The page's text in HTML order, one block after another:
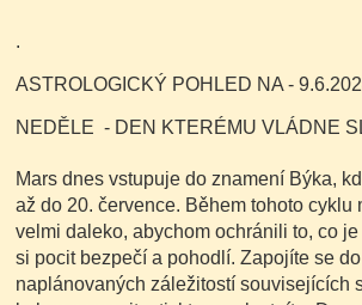
.
ASTROLOGICKÝ POHLED NA -
NEDĚLE - DEN KTERÉMU VLÁDNE
Mars dnes vstupuje do znamení Býka,
až do 20. července. Během tohoto cyklu
velmi daleko, abychom ochránili to, co
si pocit bezpečí a pohodlí.Zapojíte se
naplánovaných záležitostí souvisejících